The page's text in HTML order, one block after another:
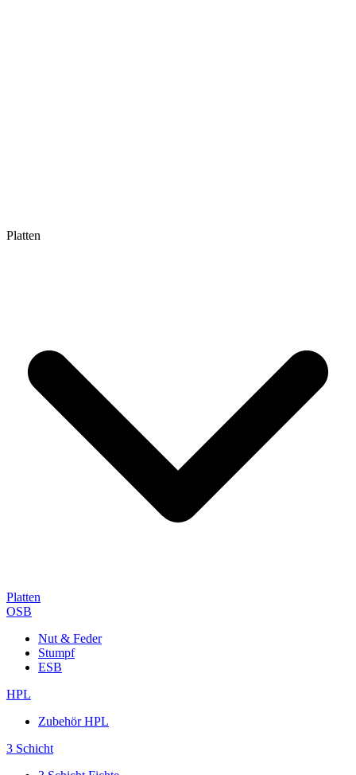
Platten
Platten
OSB
Nut & Feder
Stumpf
ESB
HPL
Zubehör HPL
3 Schicht